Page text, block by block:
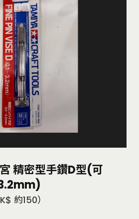
精密型手鑽D型(可
約150）